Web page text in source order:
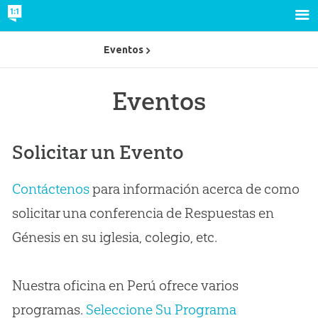
Eventos
Solicitar un Evento
Contáctenospara información acerca de como
solicitar una conferencia de Respuestas en
Génesis en su iglesia, colegio, etc.
Nuestra oficina en Perú ofrece varios
programas. Seleccione Su Programa
Eventos